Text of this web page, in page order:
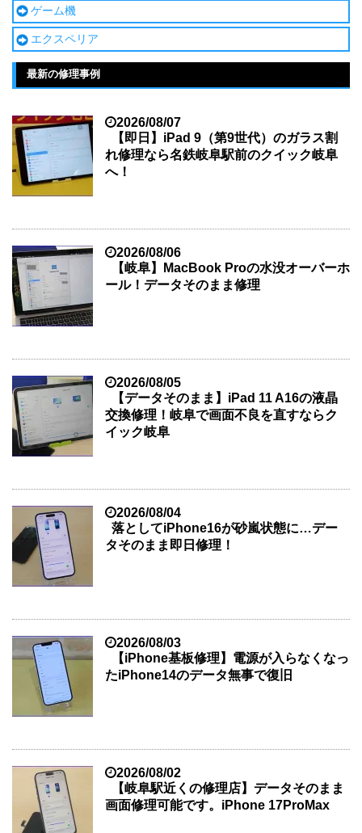
ゲーム機
エクスペリア
最新の修理事例
2026/08/07
【即日】iPad 9（第9世代）のガラス割
れ修理なら名鉄岐阜駅前のクイック岐阜
へ！
2026/08/06
【岐阜】MacBook Proの水没オーバーホ
ール！データそのまま修理
2026/08/05
【データそのまま】iPad 11 A16の液晶
交換修理！岐阜で画面不良を直すならク
イック岐阜
2026/08/04
落としてiPhone16が砂嵐状態に…デー
タそのまま即日修理！
2026/08/03
【iPhone基板修理】電源が入らなくなっ
たiPhone14のデータ無事で復旧
2026/08/02
【岐阜駅近くの修理店】データそのまま
画面修理可能です。iPhone 17ProMax